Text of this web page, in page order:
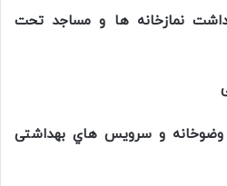
نمازخانه ها و مساجد تحت
وضوخانه و سرويس هاي بهداشتی